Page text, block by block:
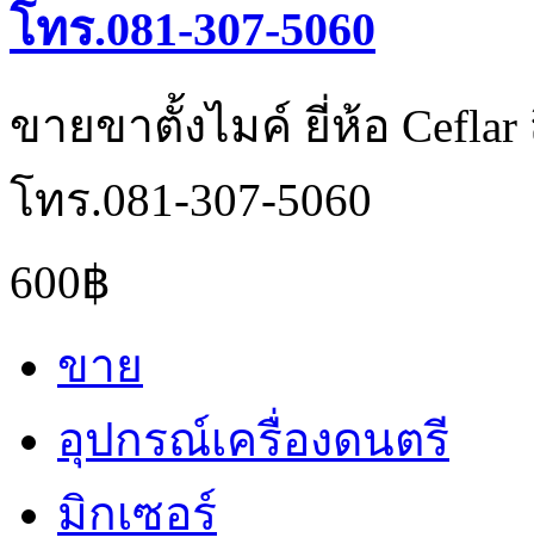
โทร.081-307-5060
ขายขาตั้งไมค์ ยี่ห้อ
โทร.081-307-5060
600฿
ขาย
อุปกรณ์เครื่องดนตรี
มิกเซอร์